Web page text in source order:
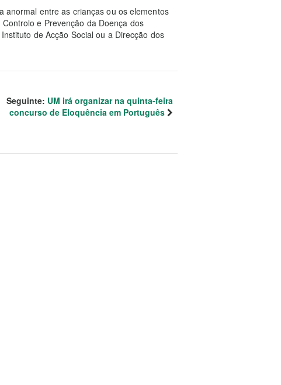
anormal entre as crianças ou os elementos
e Prevenção da Doença dos
de Acção Social ou a Direcção dos
Seguinte: UM irá organizar na quinta-feira
concurso de Eloquência em Português